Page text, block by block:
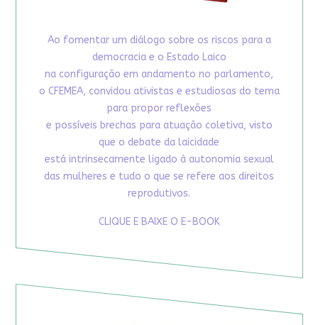
Ao fomentar um diálogo sobre os riscos para a
democracia e o Estado Laico
na configuração em andamento no parlamento,
o CFEMEA, convidou ativistas e estudiosas do tema
para propor reflexões
e possíveis brechas para atuação coletiva, visto
que o debate da laicidade
está intrinsecamente ligado à autonomia sexual
das mulheres e tudo o que se refere aos direitos
reprodutivos.
CLIQUE E BAIXE O E-BOOK